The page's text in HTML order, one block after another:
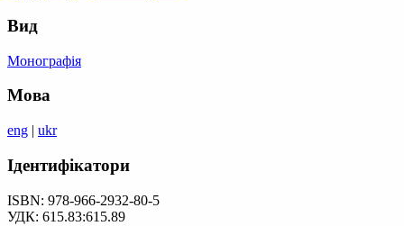
Вид
Монографія
Мова
eng | ukr
Ідентифікатори
ISBN: 978-966-2932-80-5
УДК: 615.83:615.89